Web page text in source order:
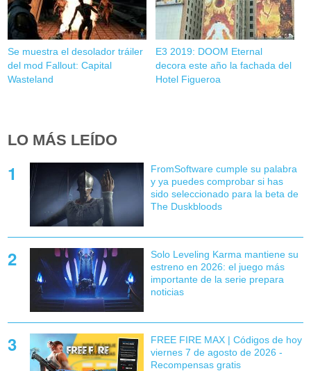
Se muestra el desolador tráiler
del mod Fallout: Capital
Wasteland
E3 2019: DOOM Eternal
decora este año la fachada del
Hotel Figueroa
LO MÁS LEÍDO
FromSoftware cumple su palabra
y ya puedes comprobar si has
sido seleccionado para la beta de
The Duskbloods
Solo Leveling Karma mantiene su
estreno en 2026: el juego más
importante de la serie prepara
noticias
FREE FIRE MAX | Códigos de hoy
viernes 7 de agosto de 2026 -
Recompensas gratis